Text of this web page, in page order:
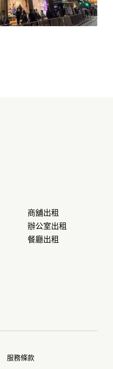
商舖出租
辦公室出租
餐廳出租
服務條款